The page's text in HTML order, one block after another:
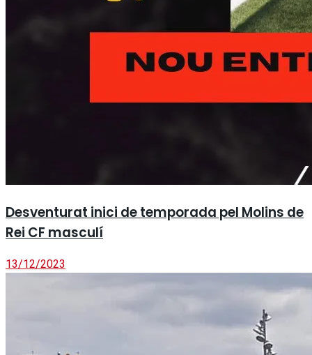
Desventurat inici de temporada pel Molins de
Rei CF masculí
13/12/2023